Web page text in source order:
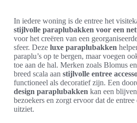
In iedere woning is de entree het
stijlvolle paraplubakken voor een
voor het creëren van een
sfeer. Deze luxe paraplubakken
paraplu’s op te bergen, maar voegen
toe aan de hal. Merken zoals Blomus
breed scala aan stijlvolle entree
functioneel als decoratief zijn. Een
design paraplubakken kan een
bezoekers en zorgt ervoor dat de
uitziet.